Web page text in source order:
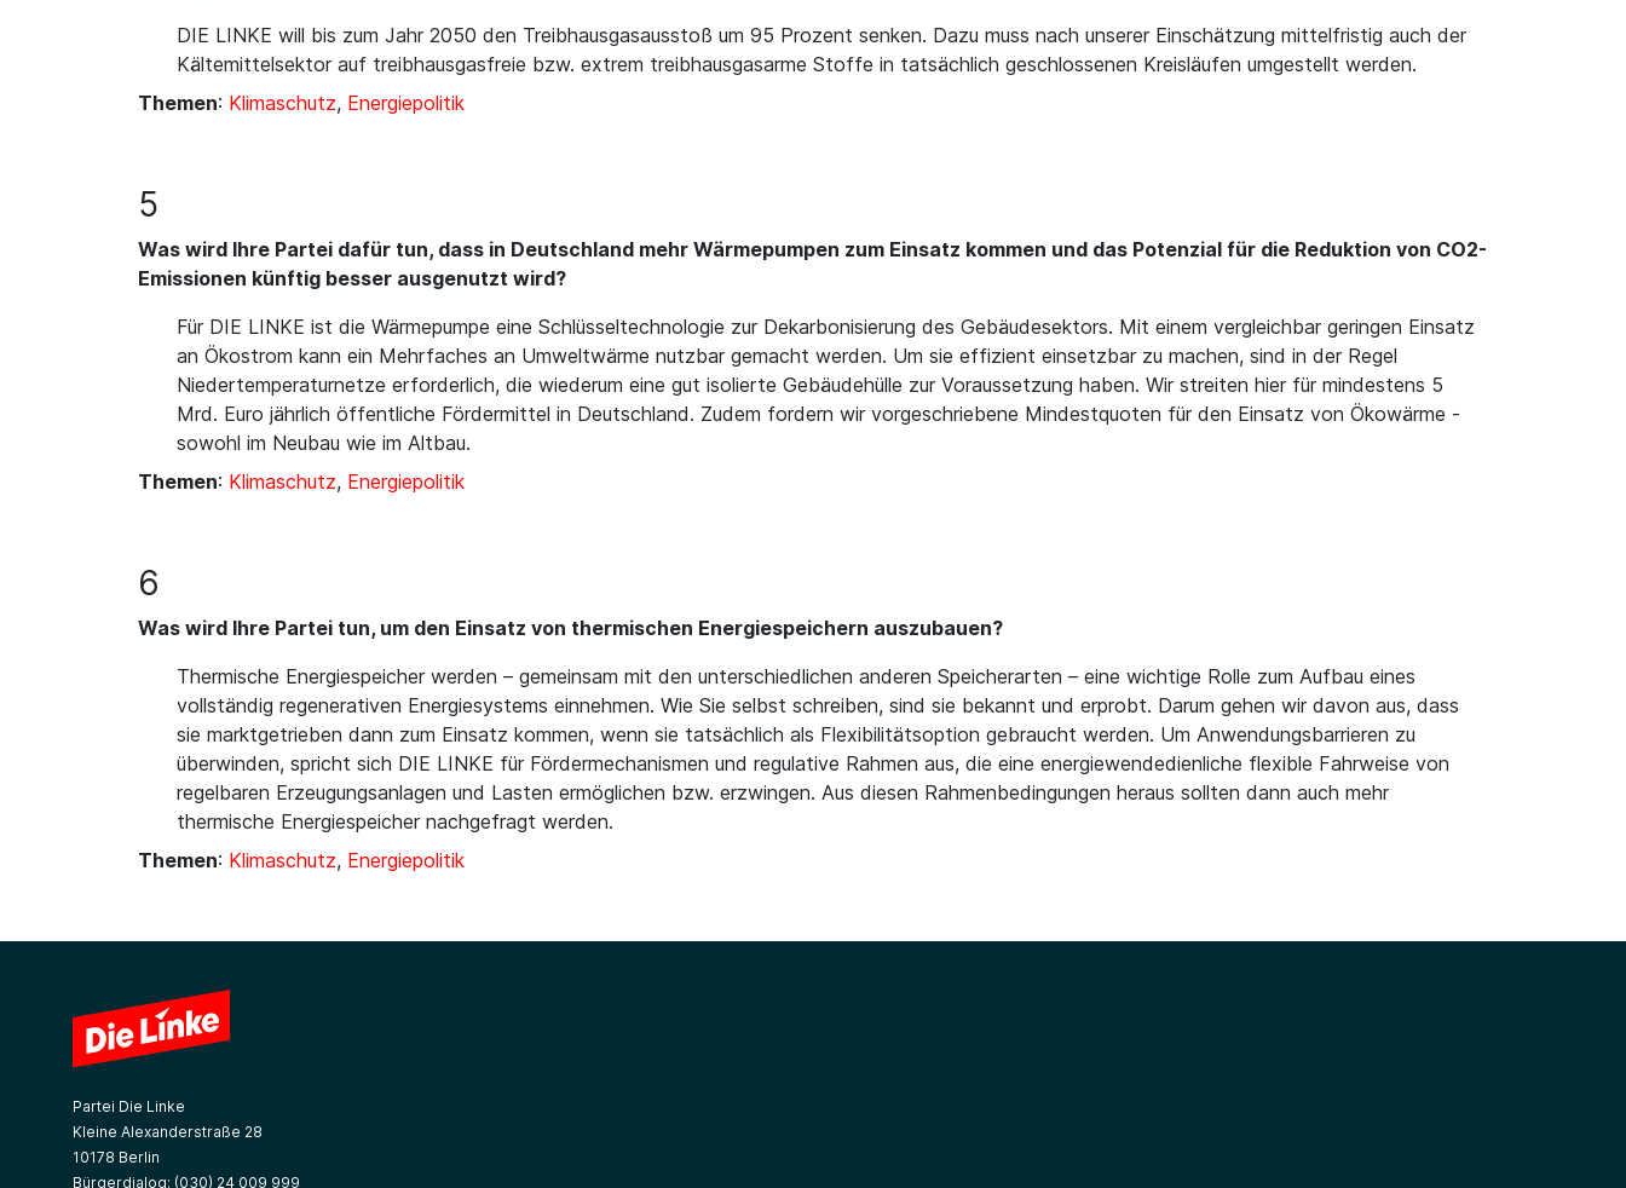
DIE LINKE will bis zum Jahr 2050 den Treibhausgasausstoß um 95 Prozent senken. Dazu muss nach unserer Einschätzung mittelfristig auch der
Kältemittelsektor auf treibhausgasfreie bzw. extrem treibhausgasarme Stoffe in tatsächlich geschlossenen Kreisläufen umgestellt werden.
Themen: Klimaschutz, Energiepolitik
5
Was wird Ihre Partei dafür tun, dass in Deutschland mehr Wärmepumpen zum Einsatz kommen und das Potenzial für die Reduktion von CO2-
Emissionen künftig besser ausgenutzt wird?
Für DIE LINKE ist die Wärmepumpe eine Schlüsseltechnologie zur Dekarbonisierung des Gebäudesektors. Mit einem vergleichbar geringen Einsatz
an Ökostrom kann ein Mehrfaches an Umweltwärme nutzbar gemacht werden. Um sie effizient einsetzbar zu machen, sind in der Regel
Niedertemperaturnetze erforderlich, die wiederum eine gut isolierte Gebäudehülle zur Voraussetzung haben. Wir streiten hier für mindestens 5
Mrd. Euro jährlich öffentliche Fördermittel in Deutschland. Zudem fordern wir vorgeschriebene Mindestquoten für den Einsatz von Ökowärme -
sowohl im Neubau wie im Altbau.
Themen: Klimaschutz, Energiepolitik
6
Was wird Ihre Partei tun, um den Einsatz von thermischen Energiespeichern auszubauen?
Thermische Energiespeicher werden – gemeinsam mit den unterschiedlichen anderen Speicherarten – eine wichtige Rolle zum Aufbau eines
vollständig regenerativen Energiesystems einnehmen. Wie Sie selbst schreiben, sind sie bekannt und erprobt. Darum gehen wir davon aus, dass
sie marktgetrieben dann zum Einsatz kommen, wenn sie tatsächlich als Flexibilitätsoption gebraucht werden. Um Anwendungsbarrieren zu
überwinden, spricht sich DIE LINKE für Fördermechanismen und regulative Rahmen aus, die eine energiewendedienliche flexible Fahrweise von
regelbaren Erzeugungsanlagen und Lasten ermöglichen bzw. erzwingen. Aus diesen Rahmenbedingungen heraus sollten dann auch mehr
thermische Energiespeicher nachgefragt werden.
Themen: Klimaschutz, Energiepolitik
Partei Die Linke
Kleine Alexanderstraße 28
10178 Berlin
Bürgerdialog: (030) 24 009 999